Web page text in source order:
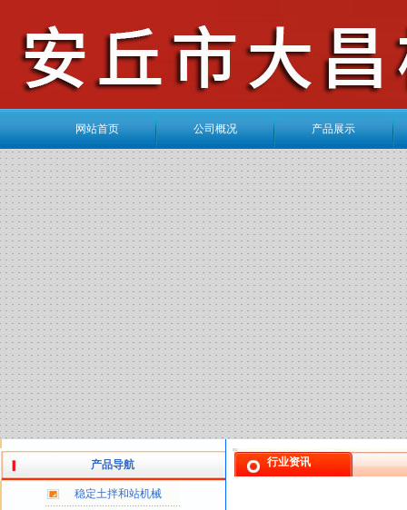
网站首页 公司概况 产品展示
产品导航
稳定土拌和站机械
行业资讯